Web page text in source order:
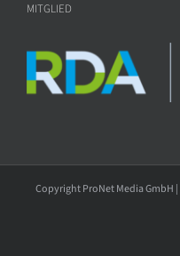
MITGLIED
Copyright ProNet Media GmbH |